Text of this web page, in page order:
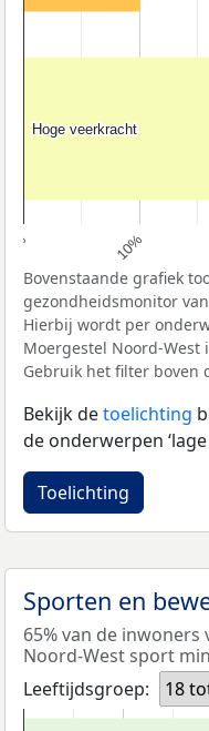
0% 10%
Hoge veerkracht
Hoge veerkracht
Bovenstaande grafiek
gezondheidsmonitor
Hierbij wordt per
Moergestel Noord-
Gebruik het filter boven
Bekijk detoelichting
de onderwerpen
Toelichting
Sporten en
65% van de
Noord-West sport
Leeftijdsgroep:
18